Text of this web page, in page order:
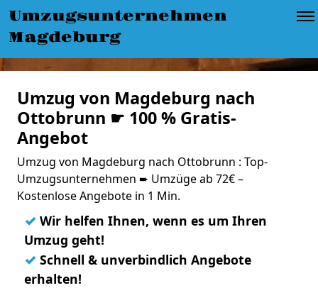
Umzugsunternehmen
Magdeburg
Umzug von Magdeburg nach
Ottobrunn ☛ 100 % Gratis-
Angebot
Umzug von Magdeburg nach Ottobrunn : Top-
Umzugsunternehmen ➨ Umzüge ab 72€ –
Kostenlose Angebote in 1 Min.
✓ Wir helfen Ihnen, wenn es um Ihren
Umzug geht!
✓ Schnell & unverbindlich Angebote
erhalten!